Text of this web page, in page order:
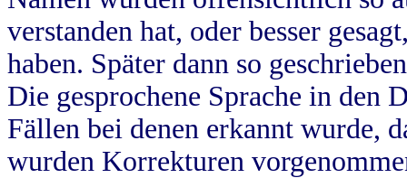
verstanden hat, oder besser
haben. Später dann so
Die gesprochene Sprache in
Fällen bei denen erkannt wurde,
wurden Korrekturen